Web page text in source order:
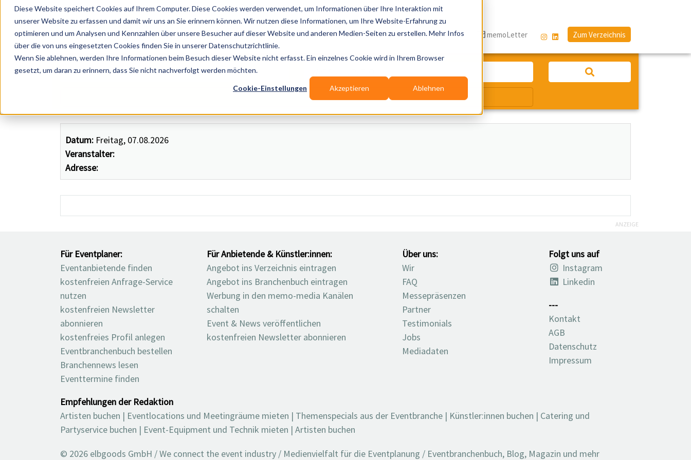
Diese Website speichert Cookies auf Ihrem Computer. Diese Cookies werden verwendet, um Informationen über Ihre Interaktion mit
unserer Website zu erfassen und damit wir uns an Sie erinnern können. Wir nutzen diese Informationen, um Ihre Website-Erfahrung zu
optimieren und um Analysen und Kennzahlen über unsere Besucher auf dieser Website und anderen Medien-Seiten zu erstellen. Mehr Infos
über die von uns eingesetzten Cookies finden Sie in unserer Datenschutzrichtlinie.
Wenn Sie ablehnen, werden Ihre Informationen beim Besuch dieser Website nicht erfasst. Ein einzelnes Cookie wird in Ihrem Browser
gesetzt, um daran zu erinnern, dass Sie nicht nachverfolgt werden möchten.
Cookie-Einstellungen Akzeptieren Ablehnen
Datum: Freitag, 07.08.2026
Veranstalter:
Adresse:
Publikationen Branchen-Infos Services Blog memoLetter Zum Verzeichnis
Künstler, Zelte, Bands, Catering, ...
Wir suchen für Dich
ANZEIGE
Für Eventplaner:
Eventanbietende finden
kostenfreien Anfrage-Service
nutzen
kostenfreien Newsletter
abonnieren
kostenfreies Profil anlegen
Eventbranchenbuch bestellen
Branchennews lesen
Eventtermine finden
Für Anbietende & Künstler:innen:
Angebot ins Verzeichnis eintragen
Angebot ins Branchenbuch eintragen
Werbung in den memo-media Kanälen
schalten
Event & News veröffentlichen
kostenfreien Newsletter abonnieren
Über uns:
Wir
FAQ
Messepräsenzen
Partner
Testimonials
Jobs
Mediadaten
Folgt uns auf
Instagram
Linkedin
---
Kontakt
AGB
Datenschutz
Impressum
Empfehlungen der Redaktion
Artisten buchen | Eventlocations und Meetingräume mieten | Themenspecials aus der Eventbranche | Künstler:innen buchen | Catering und
Partyservice buchen | Event-Equipment und Technik mieten | Artisten buchen
© 2026 elbgoods GmbH / We connect the event industry / Medienvielfalt für die Eventplanung / Eventbranchenbuch, Blog, Magazin und mehr